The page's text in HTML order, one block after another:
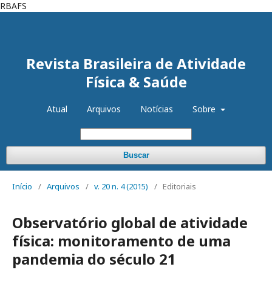
RBAFS
Revista Brasileira de Atividade
Física & Saúde
Atual Arquivos Notícias Sobre
Buscar
Início / Arquivos / v. 20 n. 4 (2015) / Editoriais
Observatório global de atividade
física: monitoramento de uma
pandemia do século 21